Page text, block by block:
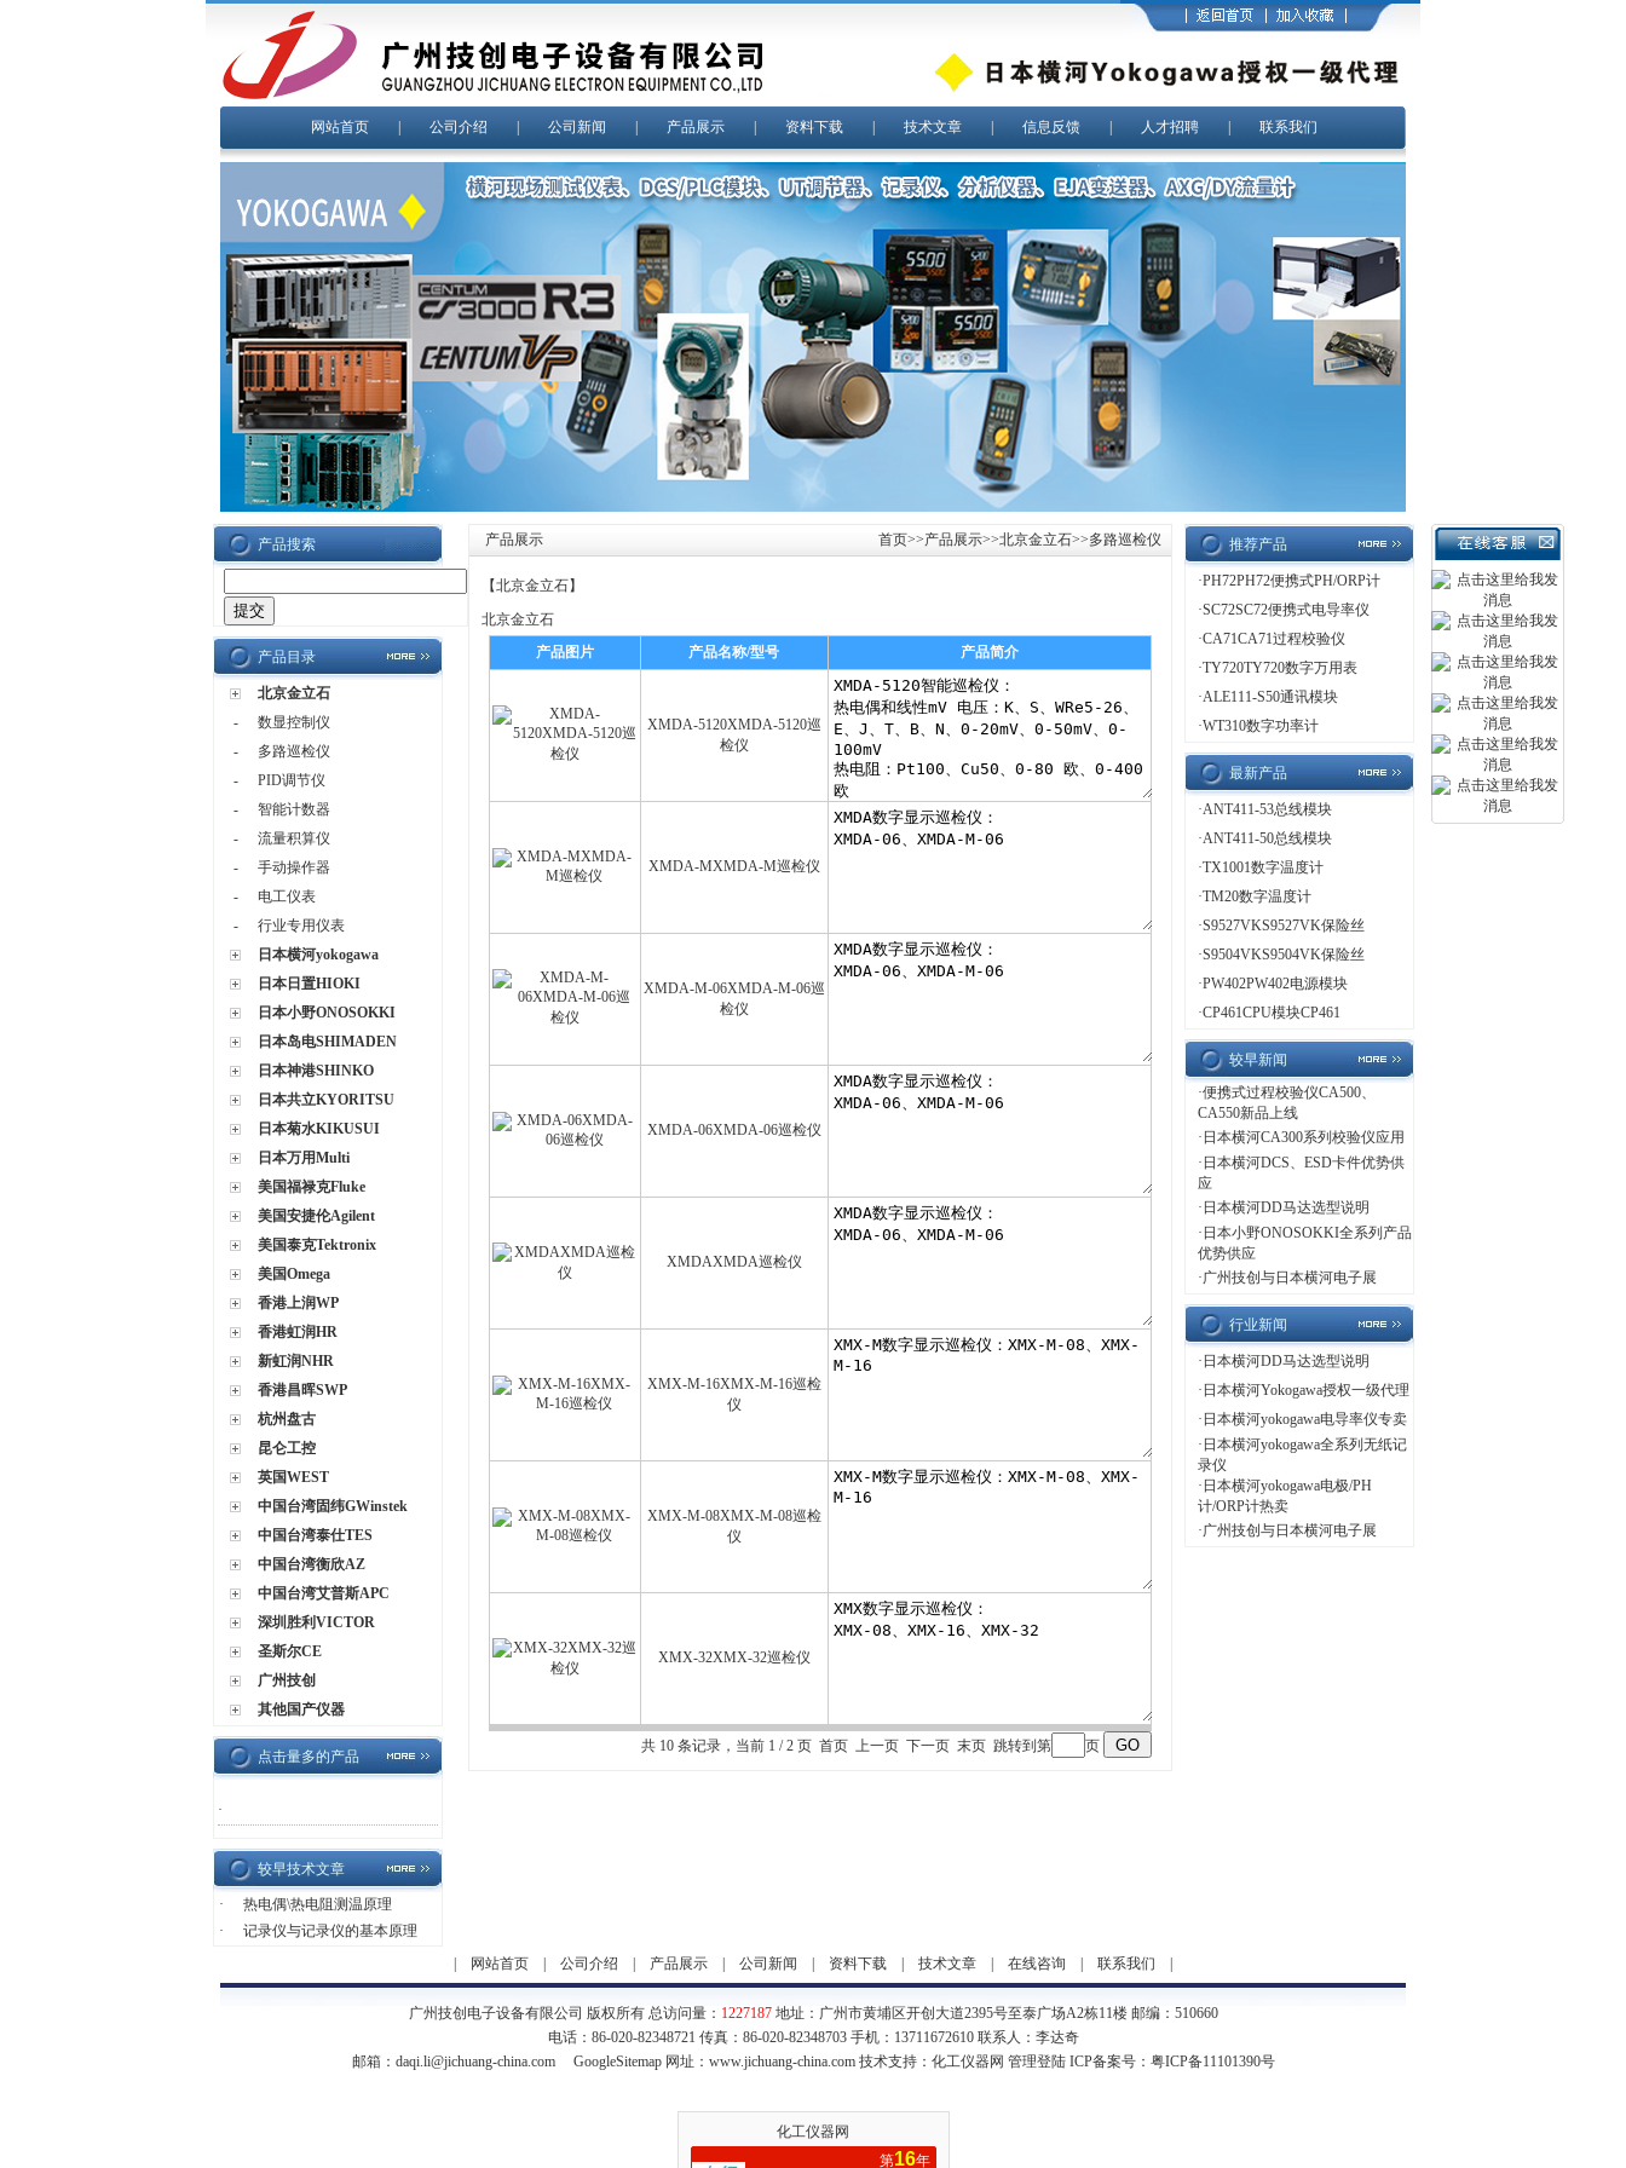
网站首页 公司介绍 公司新闻 产品展示 资料下载 技术文章 信息反馈 人才招聘 联系我们
产品搜索
产品目录
北京金立石
-
数显控制仪
-
多路巡检仪
-
PID调节仪
-
智能计数器
-
流量积算仪
-
手动操作器
-
电工仪表
-
行业专用仪表
日本横河yokogawa
日本日置HIOKI
日本小野ONOSOKKI
日本岛电SHIMADEN
日本神港SHINKO
日本共立KYORITSU
日本菊水KIKUSUI
日本万用Multi
美国福禄克Fluke
美国安捷伦Agilent
美国泰克Tektronix
美国Omega
香港上润WP
香港虹润HR
新虹润NHR
香港昌晖SWP
杭州盘古
昆仑工控
英国WEST
中国台湾固纬GWinstek
中国台湾泰仕TES
中国台湾衡欣AZ
中国台湾艾普斯APC
深圳胜利VICTOR
圣斯尔CE
广州技创
其他国产仪器
点击量多的产品
·
较早技术文章
·
热电偶\热电阻测温原理
·
记录仪与记录仪的基本原理
产品展示 首页>>产品展示>>北京金立石>>多路巡检仪
【北京金立石】
北京金立石
产品图片
产品名称/型号 产品简介
XMDA-5120XMDA-5120巡
检仪
XMDA-MXMDA-M巡检仪
XMDA-M-06XMDA-M-06巡
检仪
XMDA-06XMDA-06巡检仪
XMDAXMDA巡检仪
XMX-M-16XMX-M-16巡检
仪
XMX-M-08XMX-M-08巡检
仪
XMX-32XMX-32巡检仪
共 10 条记录，当前 1 / 2 页 首页 上一页 下一页 末页跳转到第 页
推荐产品
·PH72PH72便携式PH/ORP计
·SC72SC72便携式电导率仪
·CA71CA71过程校验仪
·TY720TY720数字万用表
·ALE111-S50通讯模块
·WT310数字功率计
最新产品
·ANT411-53总线模块
·ANT411-50总线模块
·TX1001数字温度计
·TM20数字温度计
·S9527VKS9527VK保险丝
·S9504VKS9504VK保险丝
·PW402PW402电源模块
·CP461CPU模块CP461
较早新闻
·便携式过程校验仪CA500、
CA550新品上线
· 日本横河CA300系列校验仪应用
· 日本横河DCS、ESD卡件优势供
应
· 日本横河DD马达选型说明
· 日本小野ONOSOKKI全系列产品
优势供应
·广州技创与日本横河电子展
行业新闻
· 日本横河DD马达选型说明
· 日本横河Yokogawa授权一级代理
· 日本横河yokogawa电导率仪专卖
· 日本横河yokogawa全系列无纸记
录仪
· 日本横河yokogawa电极/PH
计/ORP计热卖
·广州技创与日本横河电子展
网站首页 公司介绍 产品展示 公司新闻 资料下载 技术文章 在线咨询 联系我们
广州技创电子设备有限公司 版权所有 总访问量： 1227187地址：广州市黄埔区开创大道2395号至泰广场A2栋11楼 邮编：510660
电话：86-020-82348721 传真：86-020-82348703 手机：13711672610 联系人：李达奇
邮箱： daqi.li@jichuang-china.com GoogleSitemap网址：www.jichuang-china.com 技术支持： 化工仪器网 管理登陆ICP备案号： 粤ICP备11101390号
化工仪器网
第16年